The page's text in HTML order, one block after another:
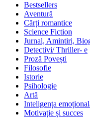
Bestsellers
Aventură
Cărți romantice
Science Fiction
Jurnal, Amintiri,
Detectivi/ Thriller- e
Proză Povești
Filosofie
Istorie
Psihologie
Artă
Inteligența
Motivație și succes